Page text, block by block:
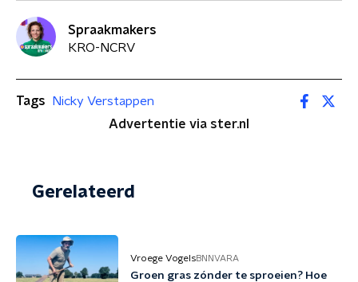
Spraakmakers
KRO-NCRV
Tags
Nicky Verstappen
Advertentie via ster.nl
Gerelateerd
Vroege VogelsBNNVARA
Groen gras zónder te sproeien? Hoe